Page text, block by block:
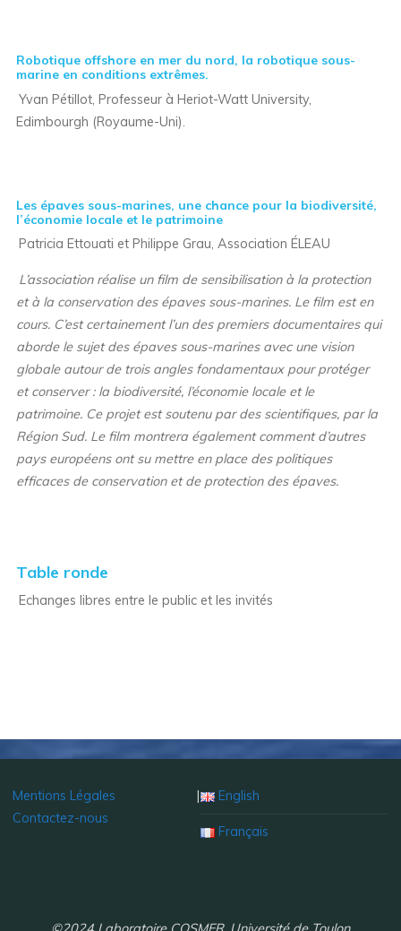
Robotique offshore en mer du nord, la robotique sous-
marine en conditions extrêmes.
Yvan Pétillot, Professeur à Heriot-Watt University,
Edimbourgh (Royaume-Uni).
Les épaves sous-marines, une chance pour la biodiversité,
l’économie locale et le patrimoine
Patricia Ettouati et Philippe Grau, Association ÉLEAU
L’association réalise un film de sensibilisation à la protection
et à la conservation des épaves sous-marines. Le film est en
cours. C’est certainement l’un des premiers documentaires qui
aborde le sujet des épaves sous-marines avec une vision
globale autour de trois angles fondamentaux pour protéger
et conserver : la biodiversité, l’économie locale et le
patrimoine. Ce projet est soutenu par des scientifiques, par la
Région Sud. Le film montrera également comment d’autres
pays européens ont su mettre en place des politiques
efficaces de conservation et de protection des épaves.
Table ronde
Echanges libres entre le public et les invités
Mentions Légales
|
Contactez-nous
English
Français